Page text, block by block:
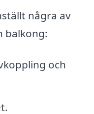
några av
balkong:
och